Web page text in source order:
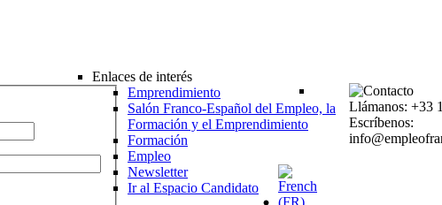
Enlaces de interés
Emprendimiento
Salón Franco-Español del Empleo, la
Formación y el Emprendimiento
Formación
Empleo
Newsletter
Ir al Espacio Candidato
Llámanos: +33
Escríbenos: